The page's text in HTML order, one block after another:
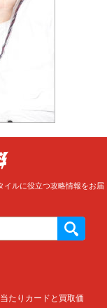
イルに役立つ攻略情報をお届
たりカードと買取価